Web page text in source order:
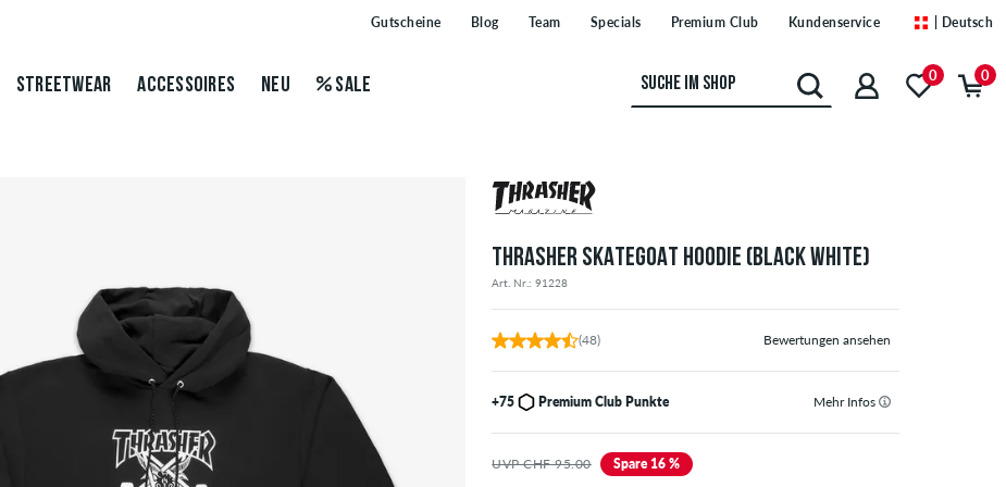
Gutscheine Blog Team Specials Premium Club Kundenservice | Deutsch
STREETWEAR ACCESSOIRES NEU SALE 0 0
THRASHER SKATEGOAT HOODIE (BLACK WHITE)
Art. Nr.: 91228
(48) Bewertungen ansehen
+75 Premium Club Punkte Mehr Infos
UVP CHF 95.00 Spare 16 %